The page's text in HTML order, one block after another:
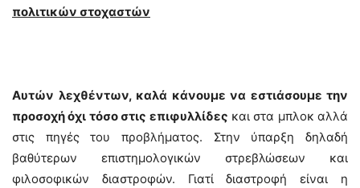
πολιτικών στοχαστών
Αυτών λεχθέντων, καλά κάνουμε να εστιάσουμε την
προσοχή όχι τόσο στις επιφυλλίδες και στα μπλοκ αλλά
στις πηγές του προβλήματος. Στην ύπαρξη δηλαδή
βαθύτερων επιστημολογικών στρεβλώσεων και
φιλοσοφικών διαστροφών. Γιατί διαστροφή είναι η